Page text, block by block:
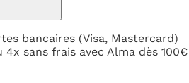
bancaires (Visa, Mastercard)
sans frais avec Alma dès 100€